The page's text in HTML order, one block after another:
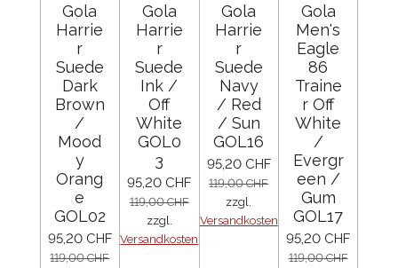
Gola
Harrie
r
Suede
Dark
Brown
/
Mood
y
Orang
e
GOL02
95,20 CHF
119,00 CHF
Gola
Harrie
r
Suede
Ink /
Off
White
GOL0
3
95,20 CHF
119,00 CHF
zzgl.
Versandkosten
Gola
Harrie
r
Suede
Navy
/ Red
/ Sun
GOL16
95,20 CHF
119,00 CHF
zzgl.
Versandkosten
Gola
Men's
Eagle
86
Traine
r Off
White
/
Evergr
een /
Gum
GOL17
95,20 CHF
119,00 CHF